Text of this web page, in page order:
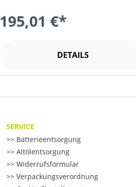
195,01 €*
DETAILS
SERVICE
Batterieentsorgung
Altölentsorgung
Widerrufsformular
Verpackungsverordnung